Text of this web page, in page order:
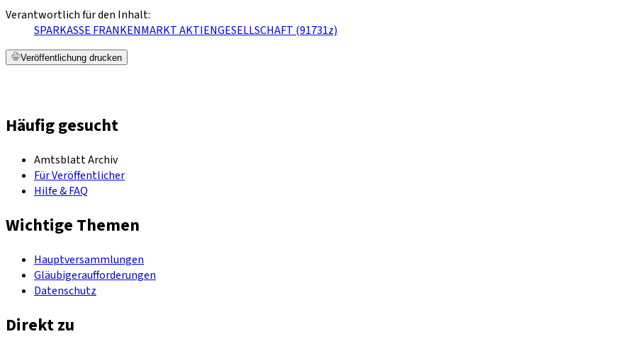
Verantwortlich für den Inhalt:
SPARKASSE FRANKENMARKT AKTIENGESELLSCHAFT (91731z)
Veröffentlichung drucken
Häufig gesucht
Amtsblatt Archiv
Für Veröffentlicher
Hilfe & FAQ
Wichtige Themen
Hauptversammlungen
Gläubigeraufforderungen
Datenschutz
Direkt zu